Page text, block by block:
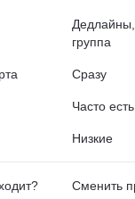
Дедлайны,
группа
Сразу
Часто есть
Низкие
Сменить